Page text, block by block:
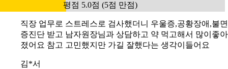
평점 5.0점 (5점 만점)
직장 업무로 스트레스로 검사했더니 우울증,공황장애,불면
증진단 받고 남자원장님과 상담하고 약 먹고해서 많이좋아
졌어요 참고 고민했지만 가길 잘했다는 생각이들어요
김*서